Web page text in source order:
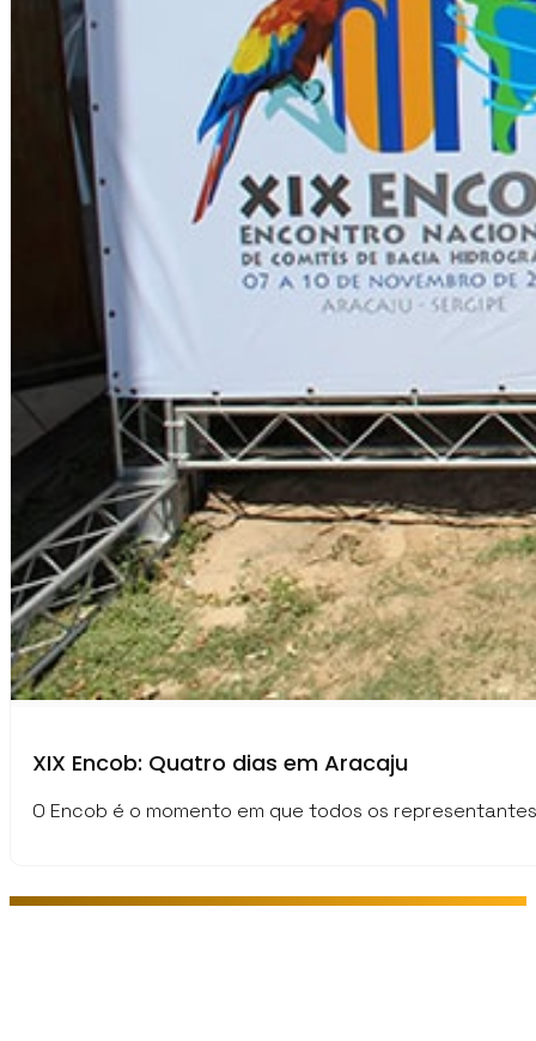
XIX Encob: Quatro dias em Aracaju
O Encob é o momento em que todos os